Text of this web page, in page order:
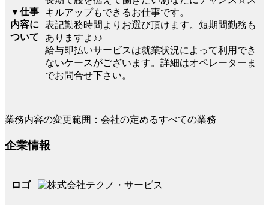
▼仕事
内容に
ついて
キルアップもできるお仕事です。
表記勤務時間よりお選び頂けます。短期間勤務も
ありますよ♪♪
給与即払いサービスは就業状況によって利用でき
ないケースがございます。詳細はオペレーターま
でお問合せ下さい。
業務内容の変更範囲：会社の定めるすべての業務
企業情報
ロゴ